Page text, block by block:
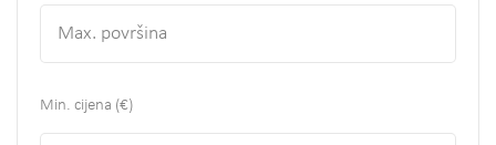
Min. cijena (€)